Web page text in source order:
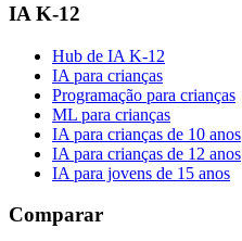
IA K-12
Hub de IA K-12
IA para crianças
Programação para crianças
ML para crianças
IA para crianças de 10 anos
IA para crianças de 12 anos
IA para jovens de 15 anos
Comparar